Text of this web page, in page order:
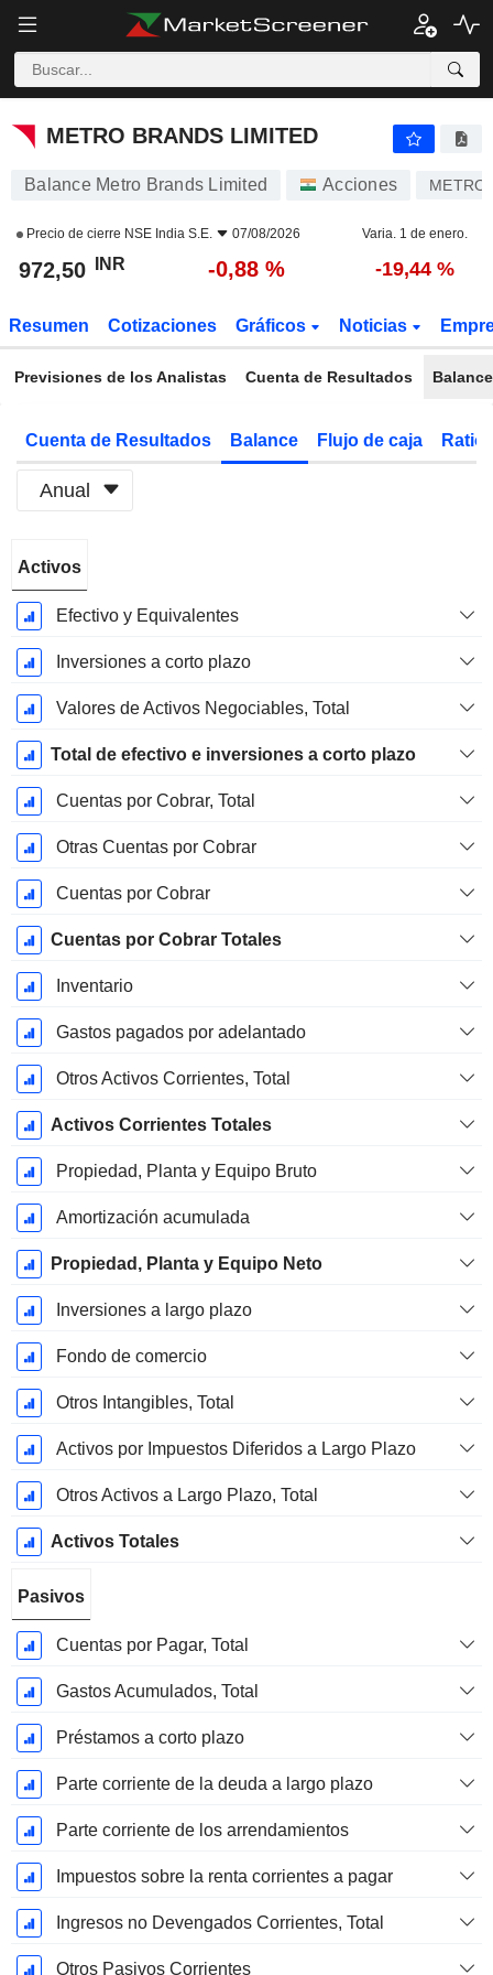
METRO BRANDS LIMITED
METRO BRANDS LIMITED
Balance Metro Brands Limited Acciones
Precio de cierre NSE India S.E. 07/08/2026 Varia. 1 de enero.
972,50 INR -0,88 % -19,44 %
Resumen Cotizaciones Gráficos Noticias
Previsiones de los Analistas Cuenta de Resultados Balance
Cuenta de Resultados Balance Flujo de caja
Anual
fiscal:
Marzo
Activos
Efectivo y Equivalentes
Inversiones a corto plazo
Valores de Activos Negociables, Total
Total de efectivo e inversiones a corto plazo
Cuentas por Cobrar, Total
Otras Cuentas por Cobrar
Cuentas por Cobrar
Cuentas por Cobrar Totales
Inventario
Gastos pagados por adelantado
Otros Activos Corrientes, Total
Activos Corrientes Totales
Propiedad, Planta y Equipo Bruto
Amortización acumulada
Propiedad, Planta y Equipo Neto
Inversiones a largo plazo
Fondo de comercio
Otros Intangibles, Total
Activos por Impuestos Diferidos a Largo Plazo
Otros Activos a Largo Plazo, Total
Activos Totales
Pasivos
Cuentas por Pagar, Total
Gastos Acumulados, Total
Préstamos a corto plazo
Parte corriente de la deuda a largo plazo
Parte corriente de los arrendamientos
Impuestos sobre la renta corrientes a pagar
Ingresos no Devengados Corrientes, Total
Otros Pasivos Corrientes